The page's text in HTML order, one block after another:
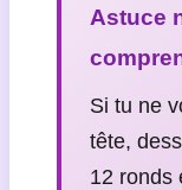
Astuce
Si tu ne
tête,
12 ronds